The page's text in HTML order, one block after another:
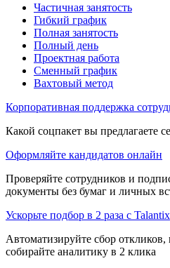
Частичная занятость
Гибкий график
Полная занятость
Полный день
Проектная работа
Сменный график
Вахтовый метод
Корпоративная поддержка
Какой соцпакет вы предлагаете
Оформляйте кандидатов онлайн
Проверяйте сотрудников и
документы без бумаг и личных
Ускорьте подбор в 2 раза с Talantix
Автоматизируйте сбор откликов,
собирайте аналитику в 2 клика